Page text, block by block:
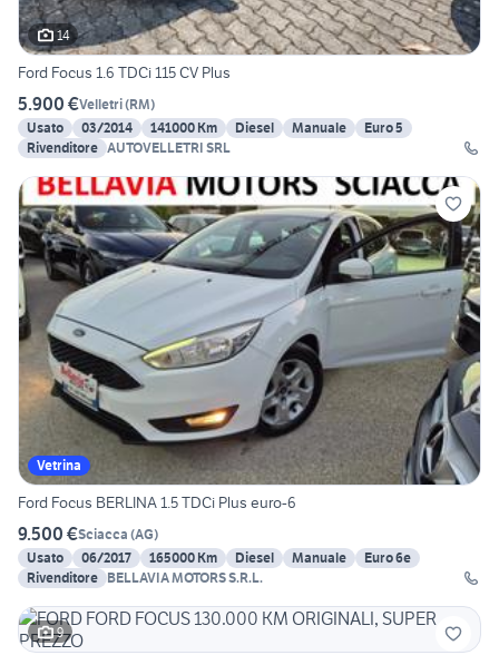
14
Ford Focus 1.6 TDCi 115 CV Plus
5.900 €Velletri(RM)
Usato
03/2014 141000 Km Diesel Manuale
Euro 5
Rivenditore AUTOVELLETRI SRL
Vetrina
Ford Focus BERLINA 1.5 TDCi Plus euro-6
9.500 €Sciacca (AG)
Usato
06/2017 165000 Km Diesel Manuale
Euro 6e
Rivenditore BELLAVIA MOTORS S.R.L.
9